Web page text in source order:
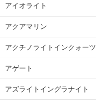
アイオライト
アクアマリン
アクチノライトインクォーツ
アゲート
アズライトイングラナイト